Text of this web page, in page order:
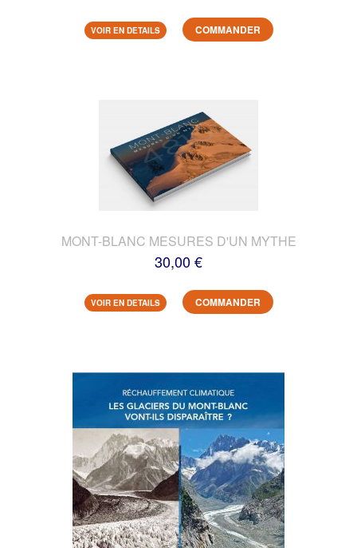
VOIR EN DETAILS COMMANDER
MONT-BLANC MESURES D'UN MYTHE
30,00 €
VOIR EN DETAILS COMMANDER